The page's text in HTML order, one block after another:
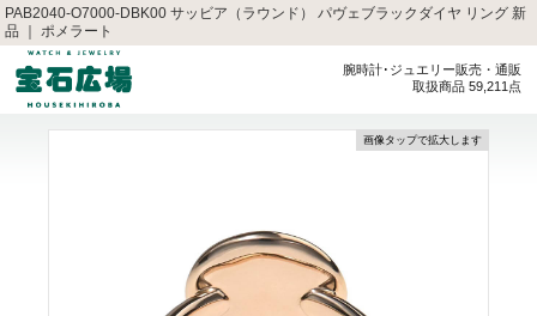
PAB2040-O7000-DBK00 サッビア（ラウンド） パヴェブラックダイヤ リング 新
品 ｜ ポメラート
腕時計･ジュエリー販売・通販
取扱商品 59,211点
画像タップで拡大します